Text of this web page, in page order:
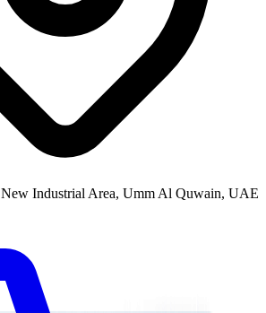
New Industrial Area, Umm Al Quwain, UAE